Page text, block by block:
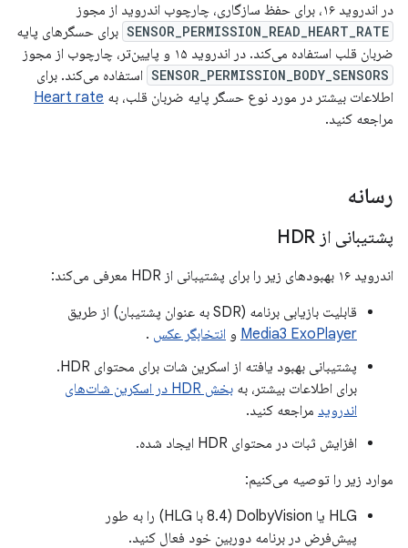
در اندروید ۱۶، برای حفظ سازگاری، چارچوب اندروید از مجوز
SENSOR_PERMISSION_READ_HEART_RATE برای حسگرهای پایه
ضربان قلب استفاده می‌کند. در اندروید ۱۵ و پایین‌تر، چارچوب از مجوز
SENSOR_PERMISSION_BODY_SENSORS استفاده می‌کند. برای
اطلاعات بیشتر در مورد نوع حسگر پایه ضربان قلب، به Heart rate
مراجعه کنید.
رسانه
پشتیبانی از HDR
اندروید ۱۶ بهبودهای زیر را برای پشتیبانی از HDR معرفی می‌کند:
قابلیت بازیابی برنامه (SDR به عنوان پشتیبان) از طریق
Media3 ExoPlayer و انتخابگر عکس .
پشتیبانی بهبود یافته از اسکرین شات برای محتوای HDR.
برای اطلاعات بیشتر، به
بخش HDR در اسکرین شات‌های
اندروید مراجعه کنید.
افزایش ثبات در محتوای HDR ایجاد شده.
موارد زیر را توصیه می‌کنیم:
HLG یا DolbyVision (8.4 با HLG) را به طور
پیش‌فرض در برنامه دوربین خود فعال کنید.